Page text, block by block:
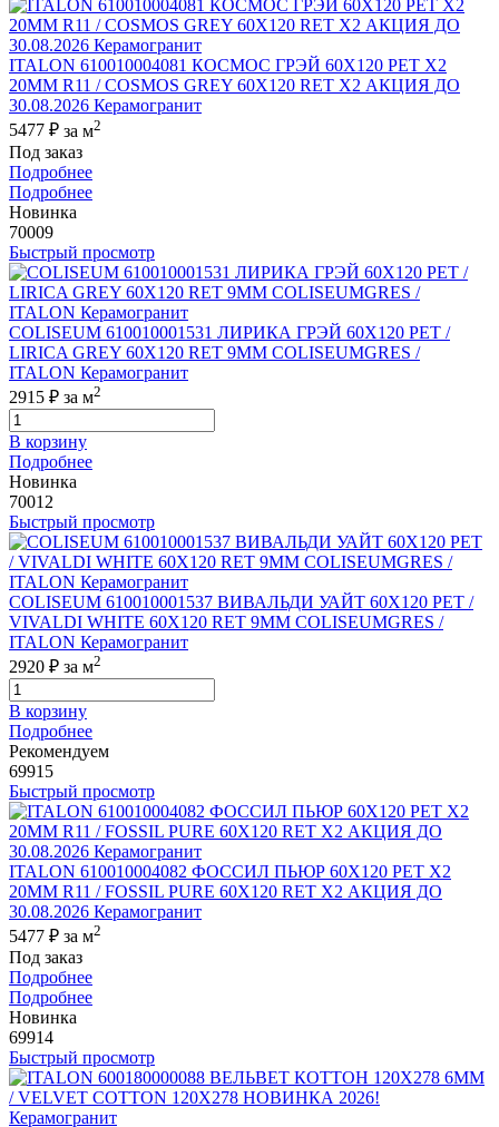
ITALON 610010004081 КОСМОС ГРЭЙ 60X120 РЕТ Х2
20MM R11 / COSMOS GREY 60X120 RET X2 АКЦИЯ ДО
30.08.2026 Керамогранит
5477 ₽ за м2
Под заказ
Подробнее
Подробнее
Новинка
70009
Быстрый просмотр
COLISEUM 610010001531 ЛИРИКА ГРЭЙ 60X120 РЕТ /
LIRICA GREY 60X120 RET 9MM COLISEUMGRES /
ITALON Керамогранит
2915 ₽ за м2
В корзину
Подробнее
Новинка
70012
Быстрый просмотр
COLISEUM 610010001537 ВИВАЛЬДИ УАЙТ 60X120 РЕТ /
VIVALDI WHITE 60X120 RET 9MM COLISEUMGRES /
ITALON Керамогранит
2920 ₽ за м2
В корзину
Подробнее
Рекомендуем
69915
Быстрый просмотр
ITALON 610010004082 ФОССИЛ ПЬЮР 60X120 РЕТ Х2
20MM R11 / FOSSIL PURE 60X120 RET X2 АКЦИЯ ДО
30.08.2026 Керамогранит
5477 ₽ за м2
Под заказ
Подробнее
Подробнее
Новинка
69914
Быстрый просмотр